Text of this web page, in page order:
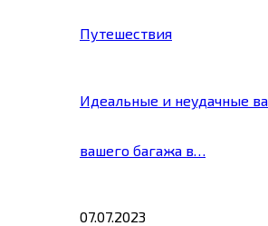
Путешествия
Идеальные и неудачные
вашего багажа в…
07.07.2023